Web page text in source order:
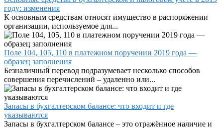
году: изменения
К основным средствам относят имущество в распоряжении
организации, используемое для...
Поле 104, 105, 110 в платежном поручении 2019 года —
образец заполнения
Безналичный перевод подразумевает несколько способов
совершения перечислений – удаленно или...
Запасы в бухгалтерском балансе: что входит и где
указываются
Запасы в бухгалтерском балансе – это отражённое наличие и